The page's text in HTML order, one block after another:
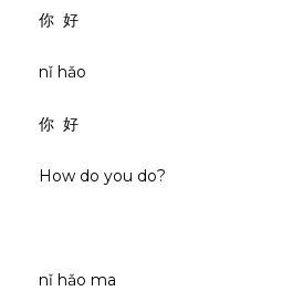
你 好
nǐ hǎo
你 好
How do you do?
nǐ hǎo ma